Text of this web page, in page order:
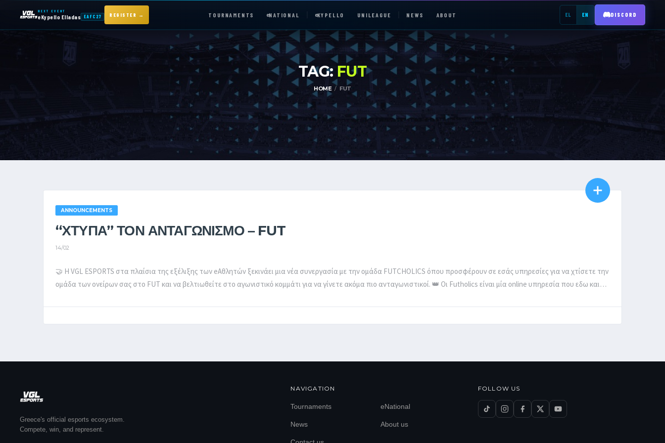
NEXT EVENT
eKypello Elladas EAFC27 REGISTER → TOURNAMENTS eNATIONAL eKYPELLO UNILEAGUE NEWS ABOUT EL EN DISCORD
eKypello Elladas
e NATIONAL
UNILEAGUE
NEWS ABOUT
TAG: FUT
HOME FUT
ANNOUNCEMENTS
“ΧΤΥΠΑ” ΤΟΝ ΑΝΤΑΓΩΝΙΣΜΟ – FUT
14/02
🤝 Η VGL ESPORTS στα πλαίσια της εξέλιξης των eΑθλητών ξεκινάει μια νέα συνεργασία με την ομάδα FUTCHOLICS όπου προσφέρουν σε εσάς υπηρεσίες για να χτίσετε την
ομάδα των ονείρων σας στο FUT και να βελτιωθείτε στο αγωνιστικό κομμάτι για να γίνετε ακόμα πιο ανταγωνιστικοί. 👑 Οι Futholics είναι μία online υπηρεσία που εδω και…
Greece's official esports ecosystem.
Compete, win, and represent.
NAVIGATION
Tournaments eNational
News About us
FOLLOW US